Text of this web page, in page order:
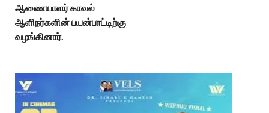
ஆணையாளர் காவல்
ஆளிநர்களின் பயன்பாட்டிற்கு
வழங்கினார்.